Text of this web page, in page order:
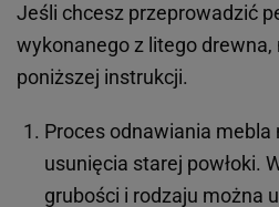
Jeśli chcesz przeprowadzić
wykonanego z litego
poniższej instrukcji.
Proces odnawiania mebla
usunięcia starej powłoki.
grubości i rodzaju można